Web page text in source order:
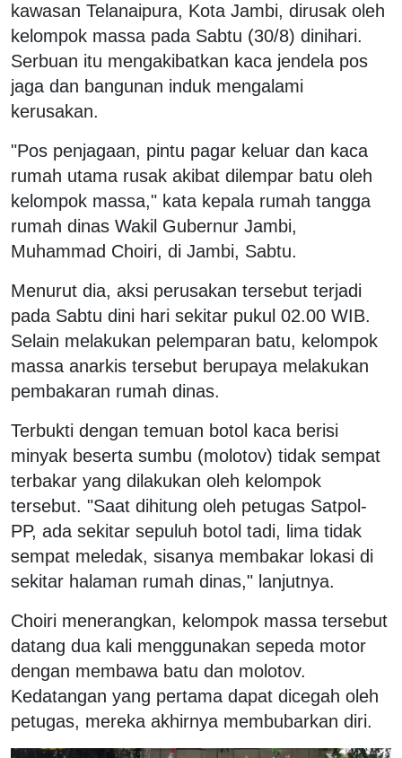
kawasan Telanaipura, Kota Jambi, dirusak oleh
kelompok massa pada Sabtu (30/8) dinihari.
Serbuan itu mengakibatkan kaca jendela pos
jaga dan bangunan induk mengalami
kerusakan.
"Pos penjagaan, pintu pagar keluar dan kaca
rumah utama rusak akibat dilempar batu oleh
kelompok massa," kata kepala rumah tangga
rumah dinas Wakil Gubernur Jambi,
Muhammad Choiri, di Jambi, Sabtu.
Menurut dia, aksi perusakan tersebut terjadi
pada Sabtu dini hari sekitar pukul 02.00 WIB.
Selain melakukan pelemparan batu, kelompok
massa anarkis tersebut berupaya melakukan
pembakaran rumah dinas.
Terbukti dengan temuan botol kaca berisi
minyak beserta sumbu (molotov) tidak sempat
terbakar yang dilakukan oleh kelompok
tersebut. "Saat dihitung oleh petugas Satpol-
PP, ada sekitar sepuluh botol tadi, lima tidak
sempat meledak, sisanya membakar lokasi di
sekitar halaman rumah dinas," lanjutnya.
Choiri menerangkan, kelompok massa tersebut
datang dua kali menggunakan sepeda motor
dengan membawa batu dan molotov.
Kedatangan yang pertama dapat dicegah oleh
petugas, mereka akhirnya membubarkan diri.